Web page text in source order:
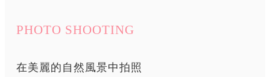
PHOTO SHOOTING
在美麗的自然風景中拍照